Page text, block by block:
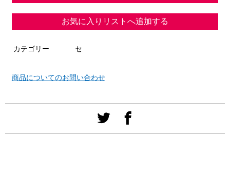
お気に入りリストへ追加する
カテゴリー セ
商品についてのお問い合わせ